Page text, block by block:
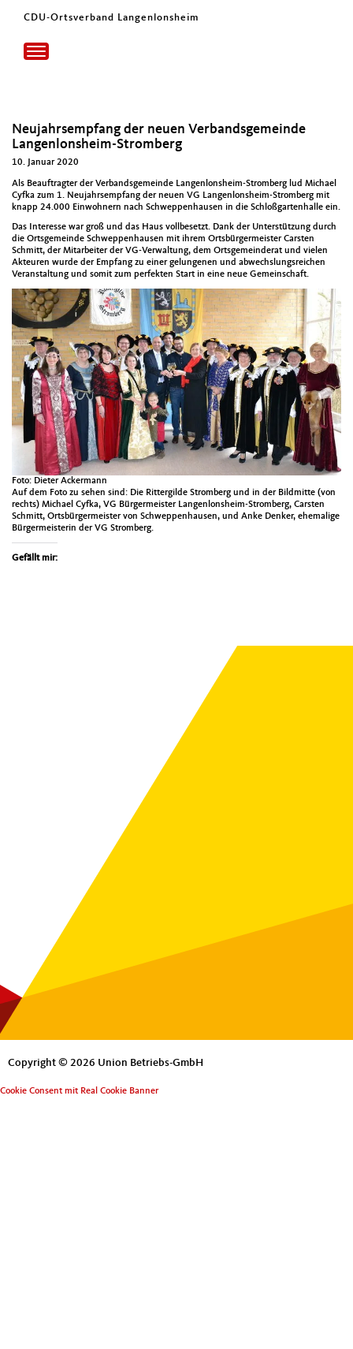
CDU-Ortsverband Langenlonsheim
Toggle
navigation
Neujahrsempfang der neuen Verbandsgemeinde
Langenlonsheim-Stromberg
10. Januar 2020
Als Beauf­tragter der Ver­bands­ge­meinde Lan­gen­lon­sheim-Stromberg lud Michael
Cyf­ka zum 1. Neu­jahrsemp­fang der neuen VG Lan­gen­lon­sheim-Stromberg mit
knapp 24.000 Ein­wohn­ern nach Schwep­pen­hausen in die Schloß­garten­halle ein.
Das Inter­esse war groß und das Haus vollbe­set­zt. Dank der Unter­stützung durch
die Ortsgemein­de Schwep­pen­hausen mit ihrem Orts­bürg­er­meis­ter Carsten
Schmitt, der Mitar­beit­er der VG-Ver­wal­tung, dem Orts­ge­mein­der­at und vie­len
Akteuren wurde der Emp­fang zu ein­er gelun­genen und abwech­slungsre­ichen
Ver­anstal­tung und somit zum per­fek­ten Start in eine neue Gemein­schaft.
Foto: Dieter Ack­er­mann
Auf dem Foto zu sehen sind: Die Rit­tergilde Stromberg und in der Bild­mitte (von
rechts) Michael Cyf­ka, VG Bürg­er­meis­ter Lan­gen­lon­sheim-Stromberg, Carsten
Schmitt, Orts­bürg­er­meis­ter von Schwep­pen­hausen, und Anke Denker, ehe­ma­lige
Bürg­er­meis­terin der VG Stromberg.
Gefällt mir:
Copyright © 2026 Union Betriebs-GmbH
Cookie Consent mit Real Cookie Banner